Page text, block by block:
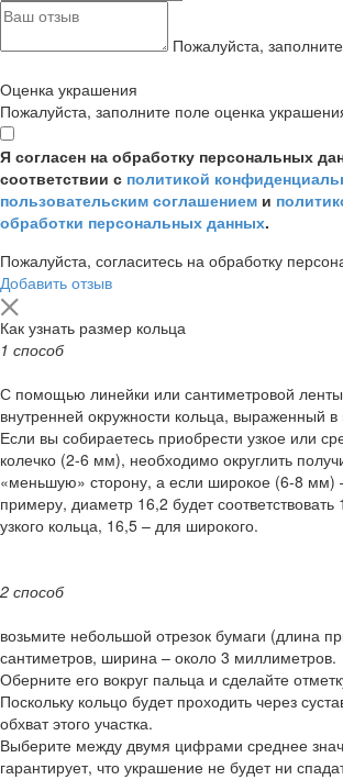
Пожалуйста,
Оценка украшения
Пожалуйста, заполните поле оценка
Я согласен на обработку персональных
соответствии с политикой
пользовательским соглашением и
обработки персональных данных.
Пожалуйста, согласитесь на обработку
Добавить отзыв
Как узнать размер кольца
1 способ
С помощью линейки или сантиметровой
внутренней окружности кольца, выраженный
Если вы собираетесь приобрести узкое или
колечко (2-6 мм), необходимо округлить
«меньшую» сторону, а если широкое (6-8 мм)
примеру, диаметр 16,2 будет
узкого кольца, 16,5 – для широкого.
2 способ
возьмите небольшой отрезок бумаги (длина
сантиметров, ширина – около 3 миллиметров.
Оберните его вокруг пальца и сделайте
Поскольку кольцо будет проходить через
обхват этого участка.
Выберите между двумя цифрами среднее
гарантирует, что украшение не будет ни